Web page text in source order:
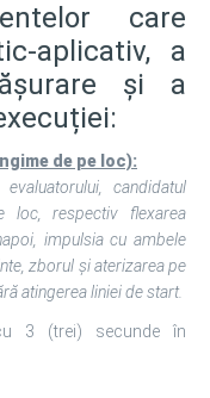
care
aplicativ, a
și a
de pe loc):
candidatul
loc, respectiv flexarea
impulsia cu ambele
zborul și aterizarea pe
atingerea liniei de start.
3 (trei) secunde în